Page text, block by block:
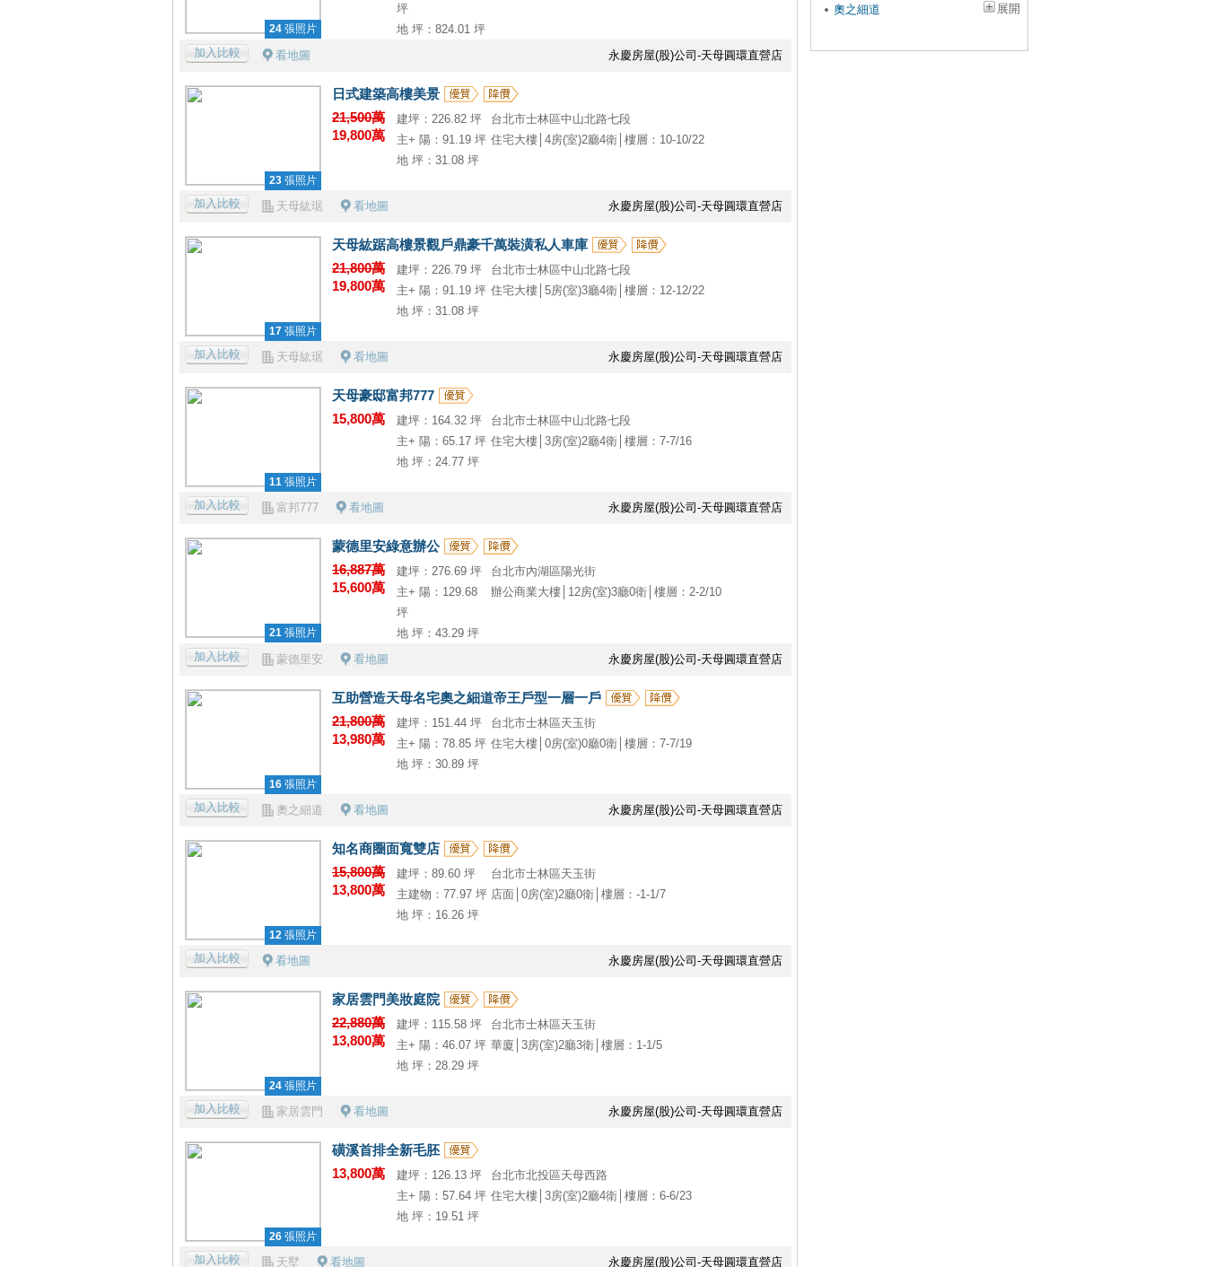
24 張照片
坪
地 坪：824.01 坪
加入比較 看地圖 永慶房屋(股)公司-天母圓環直營店
23 張照片
日式建築高樓美景
21,500萬
19,800萬
建坪：226.82 坪
主+ 陽：91.19 坪
地 坪：31.08 坪
台北市士林區中山北路七段
住宅大樓│4房(室)2廳4衛│樓層：10-10/22
加入比較 天母紘琚 看地圖 永慶房屋(股)公司-天母圓環直營店
17 張照片
天母紘踞高樓景觀戶鼎豪千萬裝潢私人車庫
21,800萬
19,800萬
建坪：226.79 坪
主+ 陽：91.19 坪
地 坪：31.08 坪
台北市士林區中山北路七段
住宅大樓│5房(室)3廳4衛│樓層：12-12/22
加入比較 天母紘琚 看地圖 永慶房屋(股)公司-天母圓環直營店
11 張照片
天母豪邸富邦777
15,800萬
建坪：164.32 坪
主+ 陽：65.17 坪
地 坪：24.77 坪
台北市士林區中山北路七段
住宅大樓│3房(室)2廳4衛│樓層：7-7/16
加入比較 富邦777 看地圖 永慶房屋(股)公司-天母圓環直營店
21 張照片
蒙德里安綠意辦公
16,887萬
15,600萬
建坪：276.69 坪
主+ 陽：129.68
坪
地 坪：43.29 坪
台北市內湖區陽光街
辦公商業大樓│12房(室)3廳0衛│樓層：2-2/10
加入比較 蒙德里安 看地圖 永慶房屋(股)公司-天母圓環直營店
16 張照片
互助營造天母名宅奧之細道帝王戶型一層一戶
21,800萬
13,980萬
建坪：151.44 坪
主+ 陽：78.85 坪
地 坪：30.89 坪
台北市士林區天玉街
住宅大樓│0房(室)0廳0衛│樓層：7-7/19
加入比較 奧之細道 看地圖 永慶房屋(股)公司-天母圓環直營店
12 張照片
知名商圈面寬雙店
15,800萬
13,800萬
建坪：89.60 坪
主建物：77.97 坪
地 坪：16.26 坪
台北市士林區天玉街
店面│0房(室)2廳0衛│樓層：-1-1/7
加入比較 看地圖 永慶房屋(股)公司-天母圓環直營店
24 張照片
家居雲門美妝庭院
22,880萬
13,800萬
建坪：115.58 坪
主+ 陽：46.07 坪
地 坪：28.29 坪
台北市士林區天玉街
華廈│3房(室)2廳3衛│樓層：1-1/5
加入比較 家居雲門 看地圖 永慶房屋(股)公司-天母圓環直營店
26 張照片
磺溪首排全新毛胚
13,800萬
建坪：126.13 坪
主+ 陽：57.64 坪
地 坪：19.51 坪
台北市北投區天母西路
住宅大樓│3房(室)2廳4衛│樓層：6-6/23
加入比較 天墅 看地圖 永慶房屋(股)公司-天母圓環直營店
奧之細道
展開